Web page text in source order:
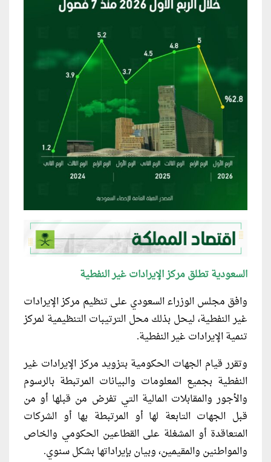
السعودية تطلق مركز الإيرادات غير النفطية
وافق مجلس الوزراء السعودي على تنظيم مركز الإيرادات
غير النفطية، ليحل بذلك محل الترتيبات التنظيمية لمركز
تنمية الإيرادات غير النفطية.
وتقرر قيام الجهات الحكومية بتزويد مركز الإيرادات غير
النفطية بجميع المعلومات والبيانات المرتبطة بالرسوم
والأجور والمقابلات المالية التي تفرض من قبلها أو من
قبل الجهات التابعة لها أو المرتبطة بها أو الشركات
المتعاقدة أو المشغلة على القطاعين الحكومي والخاص
والمواطنين والمقيمين، وبيان بإيراداتها بشكل سنوي.